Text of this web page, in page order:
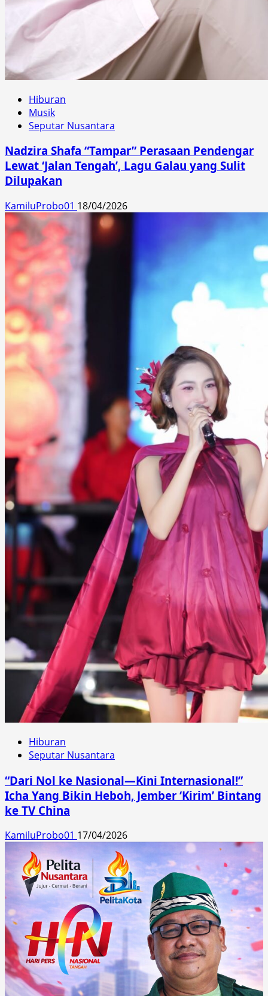
Hiburan
Musik
Seputar Nusantara
Nadzira Shafa “Tampar” Perasaan Pendengar
Lewat ‘Jalan Tengah’, Lagu Galau yang Sulit
Dilupakan
KamiluProbo01 18/04/2026
Hiburan
Seputar Nusantara
“Dari Nol ke Nasional—Kini Internasional!”
Icha Yang Bikin Heboh, Jember ‘Kirim’ Bintang
ke TV China
KamiluProbo01 17/04/2026